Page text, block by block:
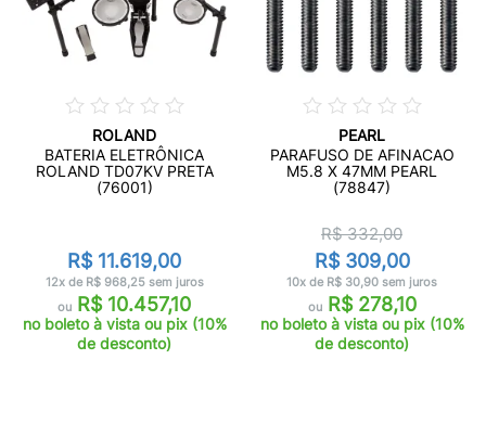
ROLAND
BATERIA ELETRÔNICA
ROLAND TD07KV PRETA
(76001)
R$ 11.619,00
12x de R$ 968,25 sem juros
ou R$ 10.457,10
no boleto à vista ou pix (10%
de desconto)
PEARL
PARAFUSO DE AFINACAO
M5.8 X 47MM PEARL
(78847)
R$ 332,00
R$ 309,00
10x de R$ 30,90 sem juros
ouR$ 278,10
no boleto à vista ou pix (10%
de desconto)